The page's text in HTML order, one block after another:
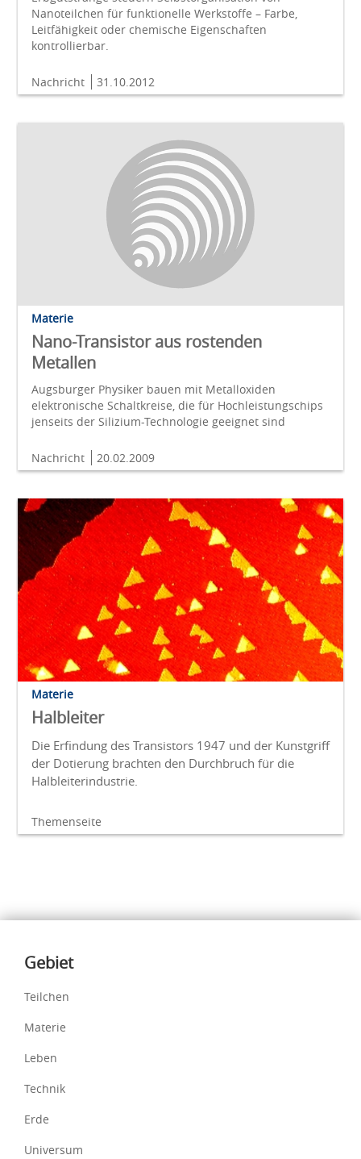
Nanoteilchen für funktionelle Werkstoffe – Farbe,
Leitfähigkeit oder chemische Eigenschaften
kontrollierbar.
Nachricht 31.10.2012
Materie
Nano-Transistor aus rostenden
Metallen
Augsburger Physiker bauen mit Metalloxiden
elektronische Schaltkreise, die für Hochleistungschips
jenseits der Silizium-Technologie geeignet sind
Nachricht 20.02.2009
Materie
Halbleiter
Die Erfindung des Transistors 1947 und der Kunstgriff
der Dotierung brachten den Durchbruch für die
Halbleiterindustrie.
Themenseite
Inhalte
Gebiet
Teilchen
Materie
Leben
Technik
Erde
Universum